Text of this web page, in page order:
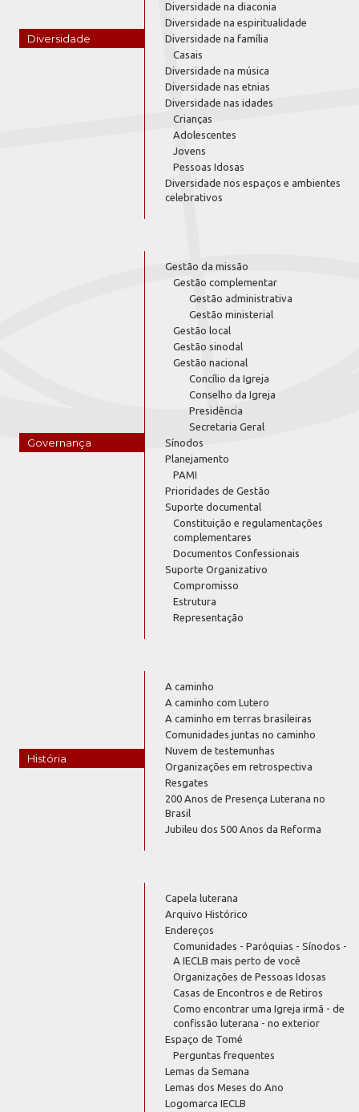
Diversidade
Diversidade na diaconia
Diversidade na espiritualidade
Diversidade na família
Casais
Diversidade na música
Diversidade nas etnias
Diversidade nas idades
Crianças
Adolescentes
Jovens
Pessoas Idosas
Diversidade nos espaços e ambientes
celebrativos
Governança
Gestão da missão
Gestão complementar
Gestão administrativa
Gestão ministerial
Gestão local
Gestão sinodal
Gestão nacional
Concílio da Igreja
Conselho da Igreja
Presidência
Secretaria Geral
Sínodos
Planejamento
PAMI
Prioridades de Gestão
Suporte documental
Constituição e regulamentações
complementares
Documentos Confessionais
Suporte Organizativo
Compromisso
Estrutura
Representação
História
A caminho
A caminho com Lutero
A caminho em terras brasileiras
Comunidades juntas no caminho
Nuvem de testemunhas
Organizações em retrospectiva
Resgates
200 Anos de Presença Luterana no
Brasil
Jubileu dos 500 Anos da Reforma
Capela luterana
Arquivo Histórico
Endereços
Comunidades - Paróquias - Sínodos -
A IECLB mais perto de você
Organizações de Pessoas Idosas
Casas de Encontros e de Retiros
Como encontrar uma Igreja irmã - de
confissão luterana - no exterior
Espaço de Tomé
Perguntas frequentes
Lemas da Semana
Lemas dos Meses do Ano
Logomarca IECLB